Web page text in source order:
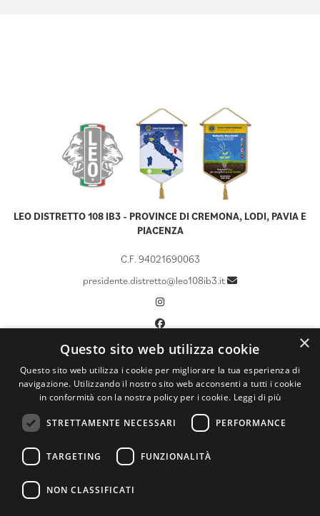
LEO DISTRETTO 108 IB3 - PROVINCE DI CREMONA, LODI, PAVIA E
PIACENZA
C.F. 94021690063
presidente.distretto@leo108ib3.it
CHI SIAMO
LCIF
DOCUMENTI
ATTIVITÀ
ARCHIVIO NEWS
×
Questo sito web utilizza cookie
Questo sito web utilizza i cookie per migliorare la tua esperienza di
navigazione. Utilizzando il nostro sito web acconsenti a tutti i cookie
in conformità con la nostra policy per i cookie. Leggi di più
STRETTAMENTE NECESSARI PERFORMANCE
TARGETING FUNZIONALITÀ
NON CLASSIFICATI